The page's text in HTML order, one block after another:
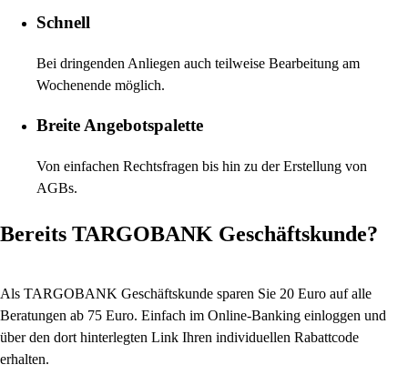
Schnell
Bei dringenden Anliegen auch teilweise Bearbeitung am
Wochenende möglich.
Breite Angebotspalette
Von einfachen Rechtsfragen bis hin zu der Erstellung von
AGBs.
Bereits TARGOBANK Geschäftskunde?
Als TARGOBANK Geschäftskunde sparen Sie 20 Euro auf alle
Beratungen ab 75 Euro. Einfach im Online-Banking einloggen und
über den dort hinterlegten Link Ihren individuellen Rabattcode
erhalten.